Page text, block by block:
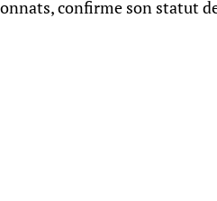
confirme son statut